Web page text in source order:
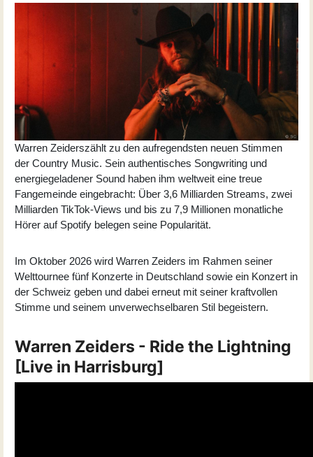
Warren Zeiderszählt zu den aufregendsten neuen Stimmen
der Country Music. Sein authentisches Songwriting und
energiegeladener Sound haben ihm weltweit eine treue
Fangemeinde eingebracht: Über 3,6 Milliarden Streams, zwei
Milliarden TikTok-Views und bis zu 7,9 Millionen monatliche
Hörer auf Spotify belegen seine Popularität.
Im Oktober 2026 wird Warren Zeiders im Rahmen seiner
Welttournee fünf Konzerte in Deutschland sowie ein Konzert in
der Schweiz geben und dabei erneut mit seiner kraftvollen
Stimme und seinem unverwechselbaren Stil begeistern.
Warren Zeiders - Ride the Lightning
[Live in Harrisburg]